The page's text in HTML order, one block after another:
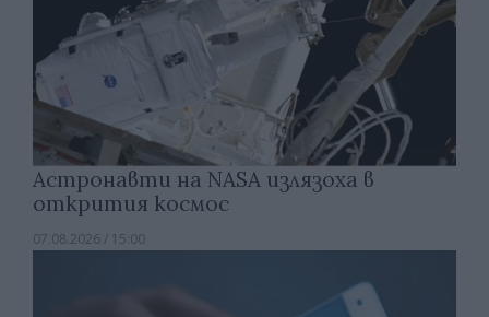
Астронавти на NASA излязоха в
открития космос
07.08.2026 / 15:00